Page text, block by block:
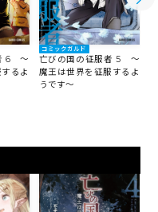
6 ～
るよ
コミックガルド
亡びの国の征服者 5 ～
魔王は世界を征服するよ
うです～